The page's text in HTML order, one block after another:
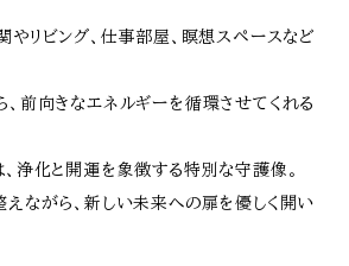
やリビング、仕事部屋、瞑想スペースなど
前向きなエネルギーを循環させてくれる
浄化と開運を象徴する特別な守護像。
ながら、新しい未来への扉を優しく開い